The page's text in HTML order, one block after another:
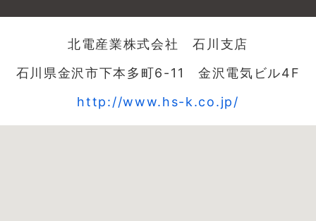
北電産業株式会社 石川支店
石川県金沢市下本多町6-11 金沢電気ビル4F
http://www.hs-k.co.jp/